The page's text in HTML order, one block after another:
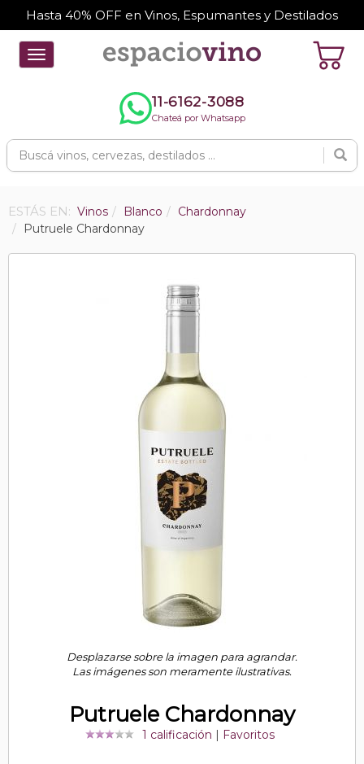
Hasta 40% OFF en Vinos, Espumantes y Destilados
Toggle
navigation
11-6162-3088
Chateá por Whatsapp
ESTÁS EN: Vinos Blanco
Chardonnay
Putruele Chardonnay
Desplazarse sobre la imagen para agrandar.
Las imágenes son meramente ilustrativas.
Putruele Chardonnay
1 calificación Favoritos